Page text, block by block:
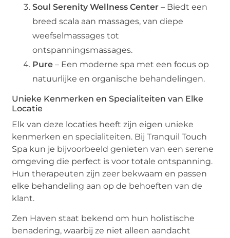
Soul Serenity Wellness Center – Biedt een
breed scala aan massages, van diepe
weefselmassages tot
ontspanningsmassages.
Pure – Een moderne spa met een focus op
natuurlijke en organische behandelingen.
Unieke Kenmerken en Specialiteiten van Elke
Locatie
Elk van deze locaties heeft zijn eigen unieke
kenmerken en specialiteiten. Bij Tranquil Touch
Spa kun je bijvoorbeeld genieten van een serene
omgeving die perfect is voor totale ontspanning.
Hun therapeuten zijn zeer bekwaam en passen
elke behandeling aan op de behoeften van de
klant.
Zen Haven staat bekend om hun holistische
benadering, waarbij ze niet alleen aandacht